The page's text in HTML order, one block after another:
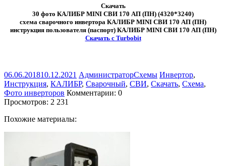
Скачать
30 фото КАЛИБР MINI СВИ 170 АП (ПН) (4320*3240)
схема сварочного инвертора КАЛИБР MINI СВИ 170 АП (ПН)
инструкция пользователя (паспорт) КАЛИБР MINI СВИ 170 АП (ПН)
Скачать с Turbobit
06.06.201810.12.2021 АдминистраторСхемы Инвертор,
Инструкция, КАЛИБР, Сварочный, СВИ, Скачать, Схема,
Фото инверторов Комментарии: 0
Просмотров: 2 231
Похожие материалы: